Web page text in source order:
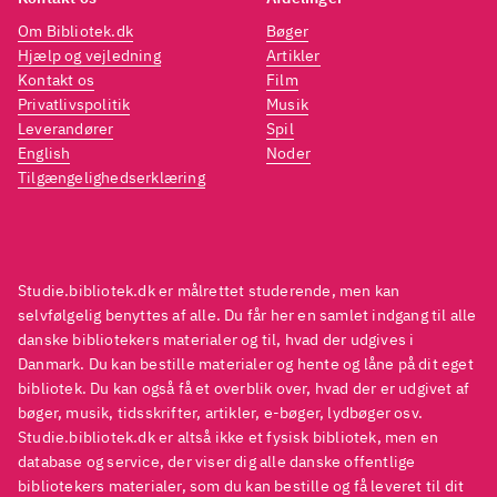
foretrækker meget illustrerede
historier. De er fulde af skøre
dyr med vilde planer, der ofte
går i vasken. Historien bliver
båret fint frem af de mange
humoristiske illustrationer i
lilla/grå nuancer.
Skriftstørrelsen er stor og
varieret, og det er med til at
skabe historiens sjove og mildt
kaotiske stemning. Serien
starter medBondebanden, hvor
banden introduceres, men det
er en afsluttet handling i hver
Studie.bibliotek.dk er målrettet studerende, men kan
selvfølgelig benyttes af alle. Du får her en samlet indgang til alle
danske bibliotekers materialer og til, hvad der udgives i
Danmark. Du kan bestille materialer og hente og låne på dit eget
bibliotek. Du kan også få et overblik over, hvad der er udgivet af
bøger, musik, tidsskrifter, artikler, e-bøger, lydbøger osv.
Studie.bibliotek.dk er altså ikke et fysisk bibliotek, men en
database og service, der viser dig alle danske offentlige
bibliotekers materialer, som du kan bestille og få leveret til dit
Om Bibliotek.dk
Hjælp og vejledning
Kontakt os
Privatlivspolitik
Leverandører
English
Tilgængelighedserklæring
Bøger
Artikler
Film
Musik
Spil
Noder